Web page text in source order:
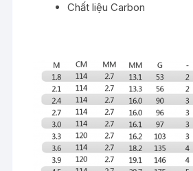
Chất liệu Carbon